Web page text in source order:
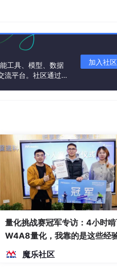
工具、模型、数据
流平台。社区通过理
加入社区
量化挑战赛冠军专访：4小时
W4A8量化，我靠的是这些经
魔乐社区